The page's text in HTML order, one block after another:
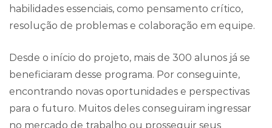
habilidades essenciais, como pensamento crítico,
resolução de problemas e colaboração em equipe.
Desde o início do projeto, mais de 300 alunos já se
beneficiaram desse programa. Por conseguinte,
encontrando novas oportunidades e perspectivas
para o futuro. Muitos deles conseguiram ingressar
no mercado de trabalho ou prosseguir seus